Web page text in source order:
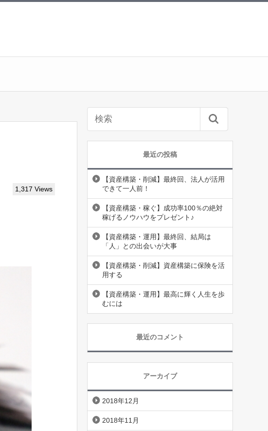
1,317 Views
最近の投稿
【資産構築・削減】最終回、法人が活用
できて一人前！
【資産構築・稼ぐ】成功率100％の絶対
稼げるノウハウをプレゼント♪
【資産構築・運用】最終回、結局は
「人」との出会いが大事
【資産構築・削減】資産構築に保険を活
用する
【資産構築・運用】最高に輝く人生を歩
むには
最近のコメント
アーカイブ
2018年12月
2018年11月